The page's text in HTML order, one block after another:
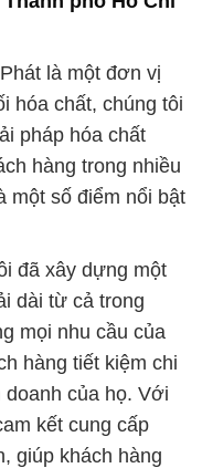
là một đơn vị
hóa chất, chúng tôi
pháp hóa chất
hàng trong nhiều
một số điểm nổi bật
đã xây dựng một
dài từ cả trong
mọi nhu cầu của
hàng tiết kiệm chi
của họ. Với
kết cung cấp
giúp khách hàng